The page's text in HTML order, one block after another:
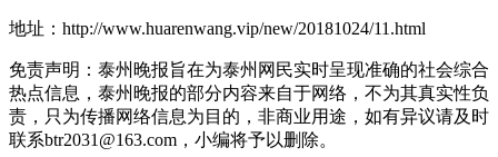
地址：http://www.huarenwang.vip/new/20181024/11.html
免责声明：泰州晚报旨在为泰州网民实时呈现准确的社会综合
热点信息，泰州晚报的部分内容来自于网络，不为其真实性负
责，只为传播网络信息为目的，非商业用途，如有异议请及时
联系btr2031@163.com，小编将予以删除。